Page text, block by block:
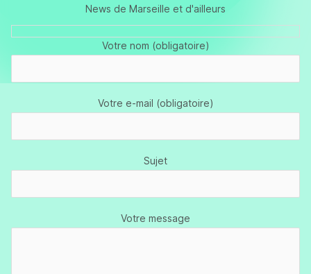
News de Marseille et d'ailleurs
Votre nom (obligatoire)
Votre e-mail (obligatoire)
Sujet
Votre message